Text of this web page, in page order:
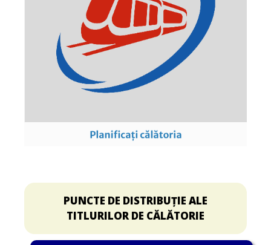
PUNCTE DE DISTRIBUȚIE ALE
TITLURILOR DE CĂLĂTORIE